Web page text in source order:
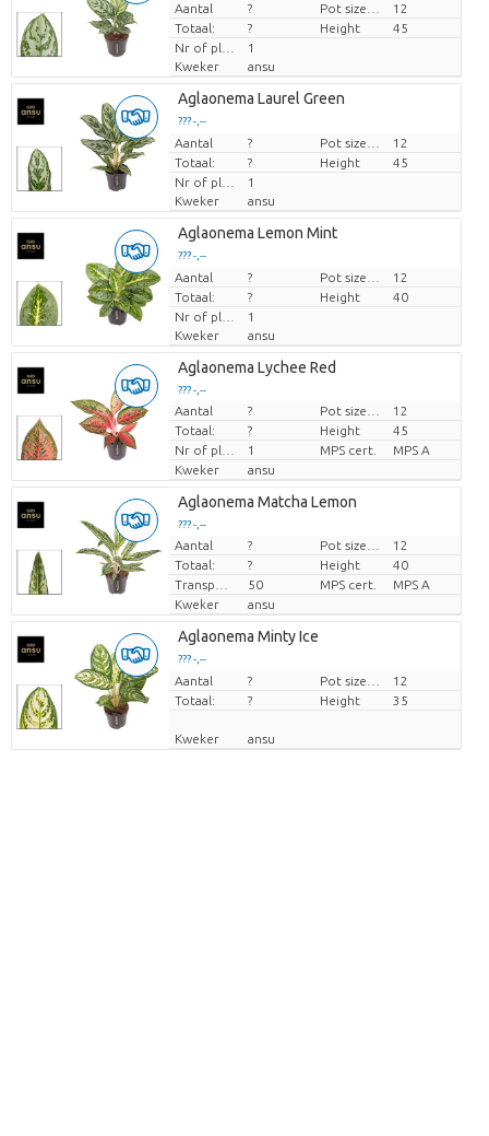
Prijs per stuk
Aantal ?
12
Totaal:
? Height
45
1
Kweker
ansu
Aglaonema Laurel Green
??? -,--
Prijs per stuk
Aantal ?
12
Totaal:
? Height
45
1
Kweker
ansu
Aglaonema Lemon Mint
??? -,--
Prijs per stuk
Aantal ?
12
Totaal:
? Height
40
1
Kweker
ansu
Aglaonema Lychee Red
??? -,--
Prijs per stuk
Aantal ?
12
Totaal:
? Height
45
1 MPS cert.
MPS A
Kweker
ansu
Aglaonema Matcha Lemon
??? -,--
Prijs per stuk
Aantal ?
12
Totaal:
? Height
40
50 MPS cert.
MPS A
Kweker
ansu
Aglaonema Minty Ice
??? -,--
Prijs per stuk
Aantal ?
12
Totaal:
? Height 35
Kweker ansu